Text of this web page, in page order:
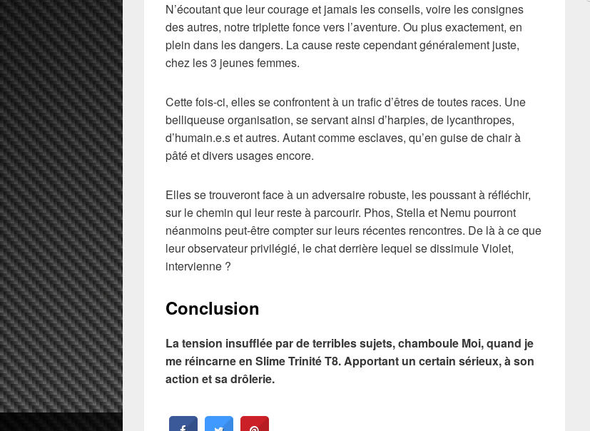
N’écoutant que leur courage et jamais les conseils, voire les consignes
des autres, notre triplette fonce vers l’aventure. Ou plus exactement, en
plein dans les dangers. La cause reste cependant généralement juste,
chez les 3 jeunes femmes.
Cette fois-ci, elles se confrontent à un trafic d’êtres de toutes races. Une
belliqueuse organisation, se servant ainsi d’harpies, de lycanthropes,
d’humain.e.s et autres. Autant comme esclaves, qu’en guise de chair à
pâté et divers usages encore.
Elles se trouveront face à un adversaire robuste, les poussant à réfléchir,
sur le chemin qui leur reste à parcourir. Phos, Stella et Nemu pourront
néanmoins peut-être compter sur leurs récentes rencontres. De là à ce que
leur observateur privilégié, le chat derrière lequel se dissimule Violet,
intervienne ?
Conclusion
La tension insufflée par de terribles sujets, chamboule Moi, quand je
me réincarne en Slime Trinité T8. Apportant un certain sérieux, à son
action et sa drôlerie.